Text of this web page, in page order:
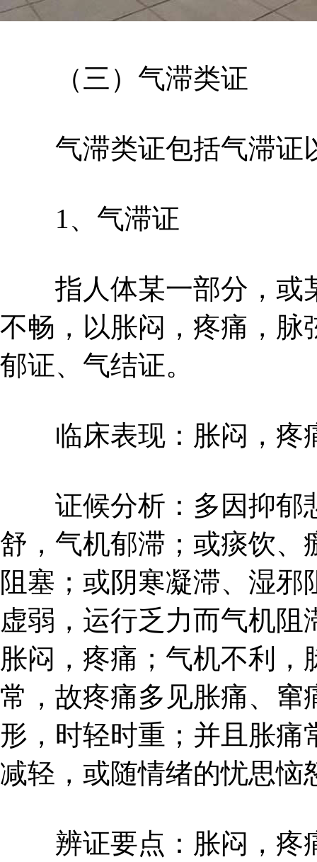
（三）气滞类证
气滞类证包括气滞证
1、气滞证
指人体某一部分，或
不畅，以胀闷，疼痛，脉
郁证、气结证。
临床表现：胀闷，疼
证候分析：多因抑郁
舒，气机郁滞；或痰饮、
阻塞；或阴寒凝滞、湿
虚弱，运行乏力而气机
胀闷，疼痛；气机不利
常，故疼痛多见胀痛、窜
形，时轻时重；并且胀
减轻，或随情绪的忧思恼
辨证要点：胀闷，疼